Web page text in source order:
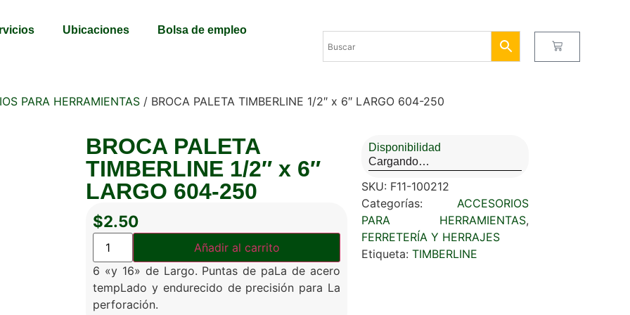
Ubicaciones Bolsa de empleo
PARA HERRAMIENTAS / BROCA PALETA TIMBERLINE 1/2″ x 6″ LARGO 604-250
BROCA PALETA
TIMBERLINE 1/2″ x 6″
LARGO 604-250
$2.50
Añadir al carrito
6 «y 16» de Largo. Puntas de paLa de acero
tempLado y endurecido de precisión para La
perforación.
Disponibilidad
Cargando…
SKU: F11-100212
Categorías: ACCESORIOS
PARA HERRAMIENTAS,
FERRETERÍA Y HERRAJES
Etiqueta: TIMBERLINE